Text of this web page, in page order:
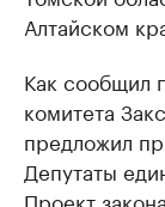
Алтайском
Как сообщил
комитета
предложил
Депутаты
Проект